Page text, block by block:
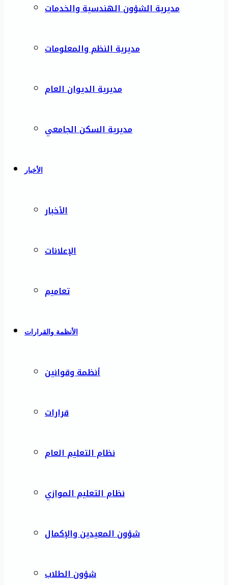
مديرية الشؤون الهندسية والخدمات
مديرية النظم والمعلومات
مديرية الديوان العام
مديرية السكن الجامعي
الأخبار
الأخبار
الإعلانات
تعاميم
الأنظمة والقرارات
أنظمة وقوانين
قرارات
نظام التعليم العام
نظام التعليم الموازي
شؤون المعيدين والإكمال
شؤون الطلاب